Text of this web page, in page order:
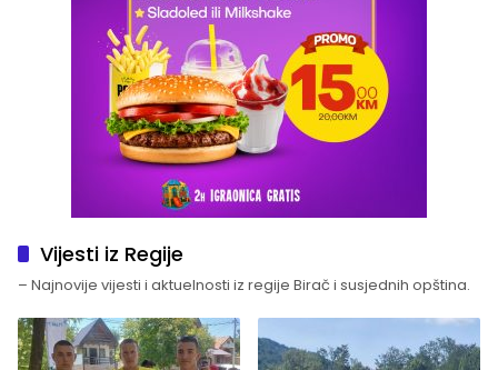
Vijesti iz Regije
– Najnovije vijesti i aktuelnosti iz regije Birač i susjednih opština.